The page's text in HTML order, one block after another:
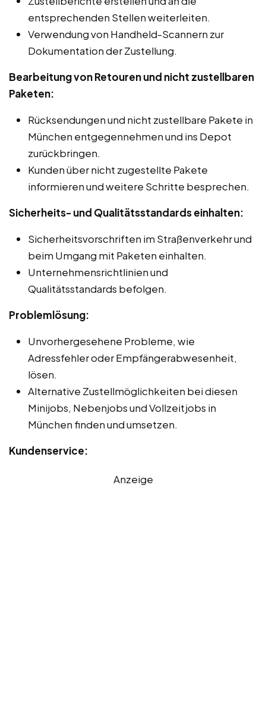
entsprechenden Stellen weiterleiten.
Verwendung von Handheld-Scannern zur
Dokumentation der Zustellung.
Bearbeitung von Retouren und nicht zustellbaren
Paketen:
Rücksendungen und nicht zustellbare Pakete in
München entgegennehmen und ins Depot
zurückbringen.
Kunden über nicht zugestellte Pakete
informieren und weitere Schritte besprechen.
Sicherheits- und Qualitätsstandards einhalten:
Sicherheitsvorschriften im Straßenverkehr und
beim Umgang mit Paketen einhalten.
Unternehmensrichtlinien und
Qualitätsstandards befolgen.
Problemlösung:
Unvorhergesehene Probleme, wie
Adressfehler oder Empfängerabwesenheit,
lösen.
Alternative Zustellmöglichkeiten bei diesen
Minijobs, Nebenjobs und Vollzeitjobs in
München finden und umsetzen.
Kundenservice:
Anzeige